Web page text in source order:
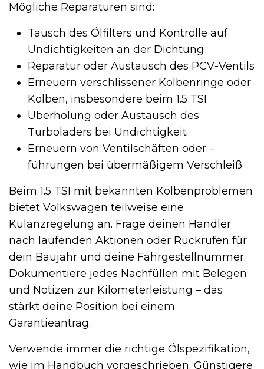
Mögliche Reparaturen sind:
Tausch des Ölfilters und Kontrolle auf
Undichtigkeiten an der Dichtung
Reparatur oder Austausch des PCV-Ventils
Erneuern verschlissener Kolbenringe oder
Kolben, insbesondere beim 1.5 TSI
Überholung oder Austausch des
Turboladers bei Undichtigkeit
Erneuern von Ventilschäften oder -
führungen bei übermäßigem Verschleiß
Beim 1.5 TSI mit bekannten Kolbenproblemen
bietet Volkswagen teilweise eine
Kulanzregelung an. Frage deinen Händler
nach laufenden Aktionen oder Rückrufen für
dein Baujahr und deine Fahrgestellnummer.
Dokumentiere jedes Nachfüllen mit Belegen
und Notizen zur Kilometerleistung – das
stärkt deine Position bei einem
Garantieantrag.
Verwende immer die richtige Ölspezifikation,
wie im Handbuch vorgeschrieben. Günstigere